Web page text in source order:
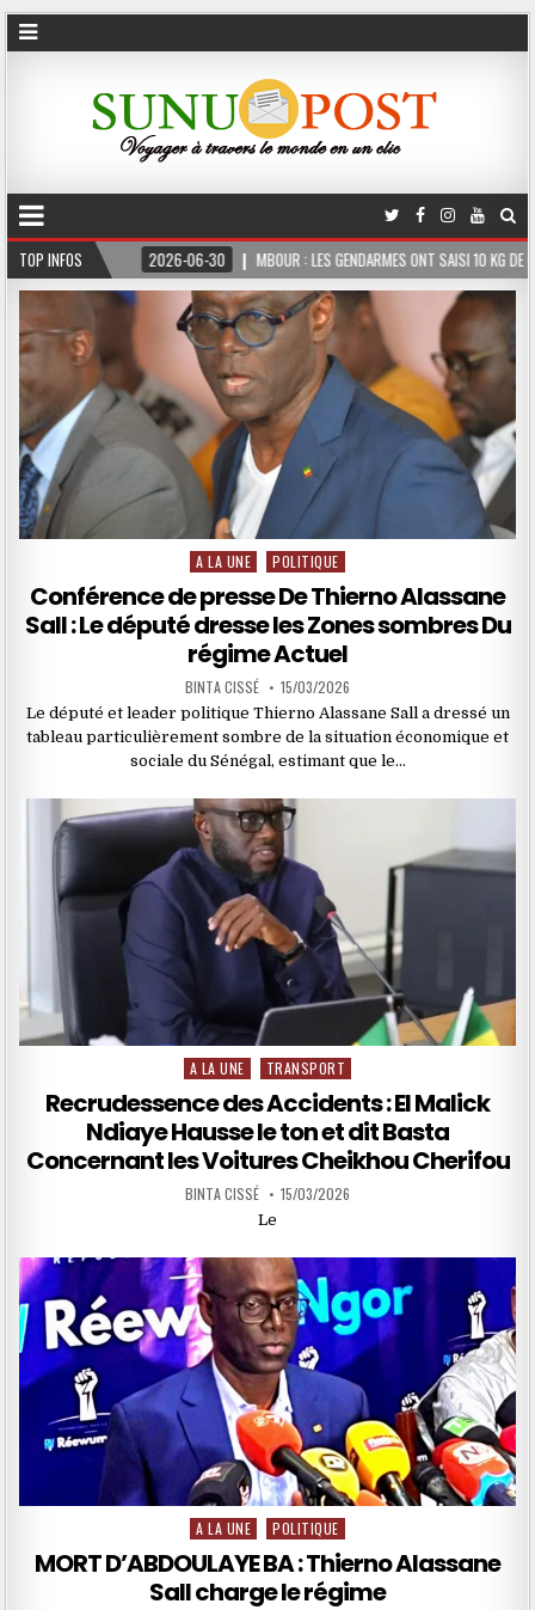
TOP INFOS 2026-06-30 MBOUR : LES GENDARMES ONT SAISI 10 KG DE CHANVRE
Posted
A LA UNE POLITIQUE
Conférence de presse De Thierno Alassane
Sall : Le député dresse les Zones sombres Du
régime Actuel
BINTA CISSÉ 15/03/2026
Le député et leader politique Thierno Alassane Sall a dressé un
tableau particulièrement sombre de la situation économique et
sociale du Sénégal, estimant que le…
Posted
A LA UNE TRANSPORT
Recrudessence des Accidents : El Malick
Ndiaye Hausse le ton et dit Basta
Concernant les Voitures Cheikhou Cherifou
BINTA CISSÉ 15/03/2026
Le
Posted
in
A LA UNE POLITIQUE
MORT D’ABDOULAYE BA : Thierno Alassane
Sall charge le régime